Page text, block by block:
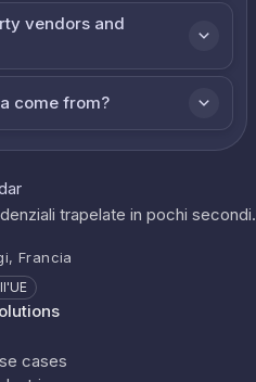
vendors and
come from?
trapelate in pochi secondi.
Francia
cases